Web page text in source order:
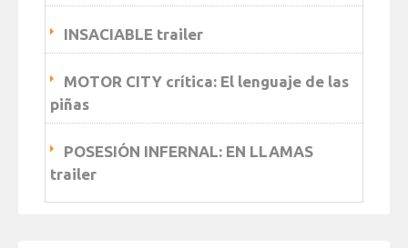
INSACIABLE trailer
MOTOR CITY crítica: El lenguaje de las
piñas
POSESIÓN INFERNAL: EN LLAMAS
trailer